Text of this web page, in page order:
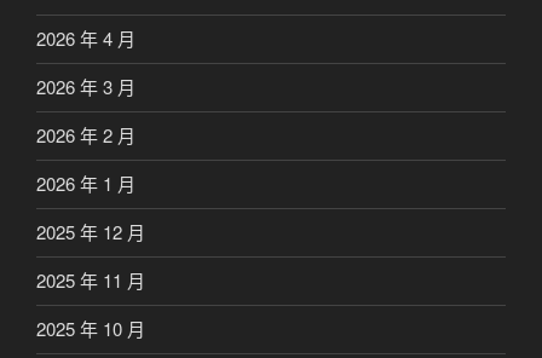
2026 年 4 月
2026 年 3 月
2026 年 2 月
2026 年 1 月
2025 年 12 月
2025 年 11 月
2025 年 10 月